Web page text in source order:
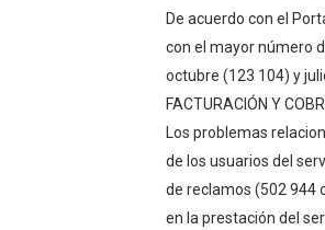
De acuerdo con el
con el mayor número
octubre (123 104) y
FACTURACIÓN Y
Los problemas
de los usuarios del
de reclamos (502 944
en la prestación del